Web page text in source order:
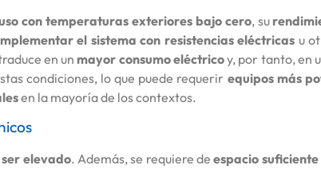
con temperaturas exteriores bajo cero, su
el sistema con resistencias eléctricas u
en un mayor consumo eléctricoy, por tanto, en
condiciones, lo que puede requerir equipos más
en la mayoría de los contextos.
elevado. Además, se requiere deespacio